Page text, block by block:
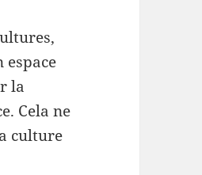
la
Cela ne
culture